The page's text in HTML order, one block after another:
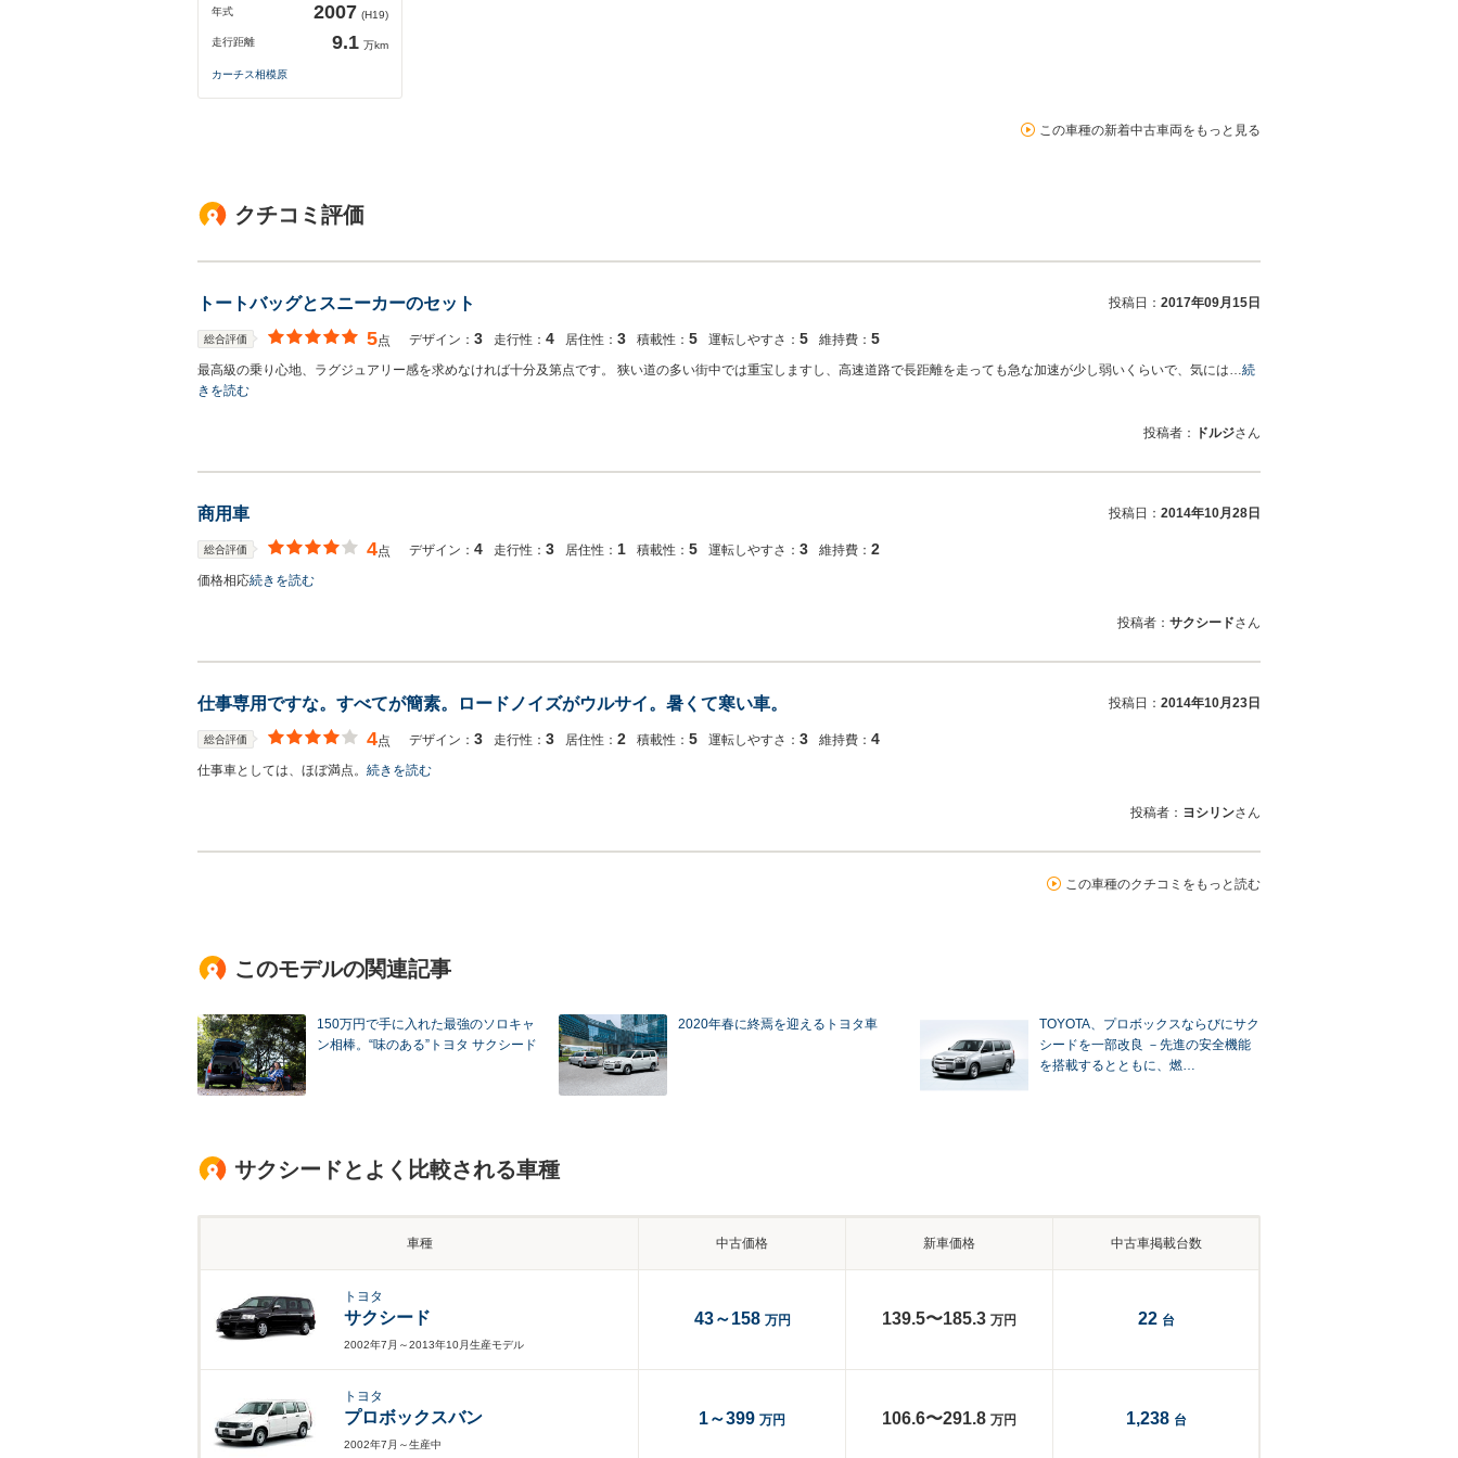
年式 2007 (H19)
走行距離 9.1 万km
カーチス相模原
この車種の新着中古車両をもっと見る
クチコミ評価
トートバッグとスニーカーのセット 投稿日： 2017年09月15日
総合評価 5点 デザイン： 3 走行性： 4 居住性： 3 積載性： 5 運転しやすさ： 5 維持費： 5
最高級の乗り心地、ラグジュアリー感を求めなければ十分及第点です。 狭い道の多い街中では重宝しますし、高速道路で長距離を走っても急な加速が少し弱いくらいで、気には…続
きを読む
投稿者： ドルジさん
商用車 投稿日： 2014年10月28日
総合評価 4点 デザイン： 4 走行性： 3 居住性： 1 積載性： 5 運転しやすさ： 3 維持費： 2
価格相応続きを読む
投稿者： サクシードさん
仕事専用ですな。すべてが簡素。ロードノイズがウルサイ。暑くて寒い車。 投稿日： 2014年10月23日
総合評価 4点 デザイン： 3 走行性： 3 居住性： 2 積載性： 5 運転しやすさ： 3 維持費： 4
仕事車としては、ほぼ満点。 続きを読む
投稿者： ヨシリンさん
この車種のクチコミをもっと読む
このモデルの関連記事
150万円で手に入れた最強のソロキャ
ン相棒。“味のある”トヨタ サクシード
2020年春に終焉を迎えるトヨタ車
TOYOTA、プロボックスならびにサク
シードを一部改良 －先進の安全機能
を搭載するとともに、燃…
サクシードとよく比較される車種
車種 中古価格 新車価格 中古車掲載台数
トヨタ
サクシード
2002年7月～2013年10月生産モデル
43～158 万円 139.5〜185.3 万円 22 台
トヨタ
プロボックスバン
2002年7月～生産中
1～399 万円 106.6〜291.8 万円 1,238 台